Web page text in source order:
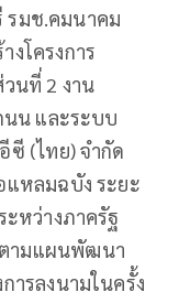
รมช.คมนาคม
งโครงการ
นที่ 2 งาน
นน และระบบ
(ไทย) จำกัด
แหลมฉบัง ระยะ
ะหว่างภาครัฐ
ามแผนพัฒนา
ารลงนามในครั้ง